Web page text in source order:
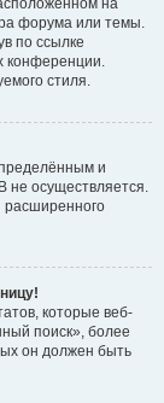
на
форума или темы.
по ссылке
конференции.
стиля.
и
не осуществляется.
расширенного
которые веб-
поиск», более
он должен быть